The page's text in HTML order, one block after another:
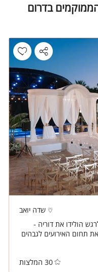
בדרום
שדה יואב
הולידו את דוריה -
תחום האירועים לגבהים
30 המלצות